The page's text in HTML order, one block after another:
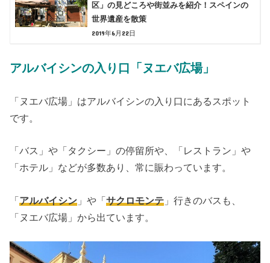
区」の見どころや街並みを紹介！スペインの
世界遺産を散策
2019年6月22日
アルバイシンの入り口「ヌエバ広場」
「ヌエバ広場」はアルバイシンの入り口にあるスポット
です。
「バス」や「タクシー」の停留所や、「レストラン」や
「ホテル」などが多数あり、常に賑わっています。
「アルバイシン 」や「サクロモンテ 」行きのバスも、
「ヌエバ広場」から出ています。